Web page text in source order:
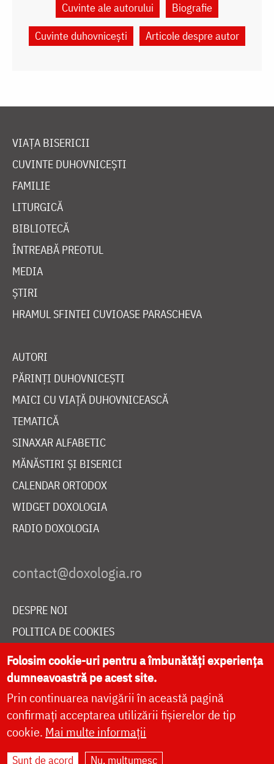
Cuvinte ale autorului
Biografie
Cuvinte duhovnicești
Articole despre autor
VIAȚA BISERICII
CUVINTE DUHOVNICEȘTI
FAMILIE
LITURGICĂ
BIBLIOTECĂ
ÎNTREABĂ PREOTUL
MEDIA
ȘTIRI
HRAMUL SFINTEI CUVIOASE PARASCHEVA
AUTORI
PĂRINȚI DUHOVNICEȘTI
MAICI CU VIAȚĂ DUHOVNICEASCĂ
TEMATICĂ
SINAXAR ALFABETIC
MĂNĂSTIRI ȘI BISERICI
CALENDAR ORTODOX
WIDGET DOXOLOGIA
RADIO DOXOLOGIA
DESPRE NOI
POLITICA DE COOKIES
DONEAZĂ ONLINE PENTRU CATEDRALA NAȚIONALĂ
LIVE
Site dezvoltat deDOXOLOGIA MEDIA
Folosim cookie-uri pentru a îmbunătăți experiența
dumneavoastră pe acest site.
Prin continuarea navigării în această pagină
confirmați acceptarea utilizării fișierelor de tip
cookie. Mai multe informații
Sunt de acord Nu, mulțumesc